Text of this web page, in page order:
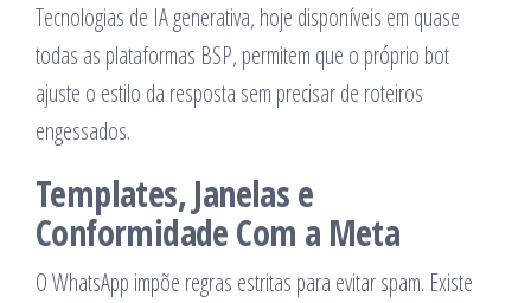
Tecnologias de IA generativa, hoje disponíveis em quase
todas as plataformas BSP, permitem que o próprio bot
ajuste o estilo da resposta sem precisar de roteiros
engessados.
Templates, Janelas e
Conformidade Com a Meta
O WhatsApp impõe regras estritas para evitar spam. Existe